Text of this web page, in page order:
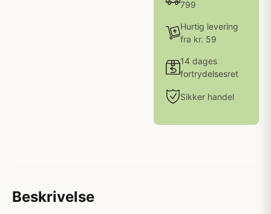
799
Hurtig levering
fra kr. 59
14 dages
fortrydelsesret
Sikker handel
Beskrivelse